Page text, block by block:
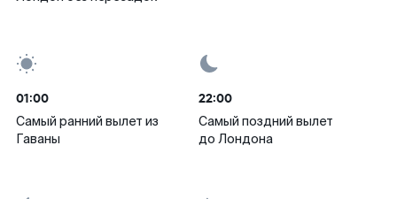
01:00
Самый ранний вылет из
Гаваны
22:00
Самый поздний вылет
до Лондона